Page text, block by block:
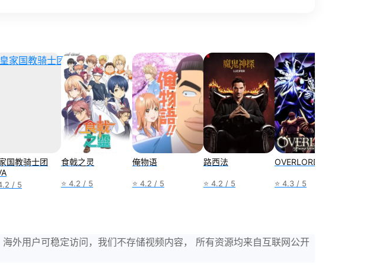
国教骑士团
/ 5
食戟之灵
⭐ 4.2 / 5
俺物语
⭐ 4.2 / 5
路西法
⭐ 4.2 / 5
OVERLORD
⭐ 4.3 / 5
外用户可稳定访问，我们不存储视频内容， 所有资源均来自互联网公开